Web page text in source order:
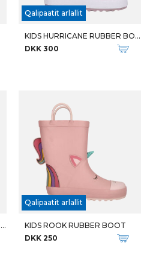
Qalipaatit arlallit
KIDS HURRICANE RUBBER BOOT
DKK 300
KIDS HURRICANE RUBBER BOOT
Qalipaatit arlallit
KIDS ROOK RUBBER BOOT
DKK 250